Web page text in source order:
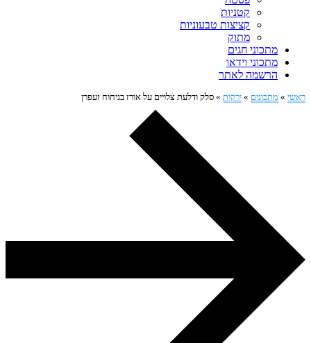
קטניות
קציצות טבעוניות
מתוק
מתכוני חגים
מתכוני וידאו
הרשמה לאתר
ראשי » מתכונים » ירקות » סלק ודלעת צלויים על אורז בניחוח זעפרן